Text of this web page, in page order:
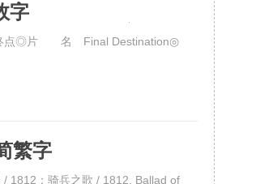
字
高清
◎片 名 Final Destination◎
繁字
：骑兵之歌 / 1812. Ballad of